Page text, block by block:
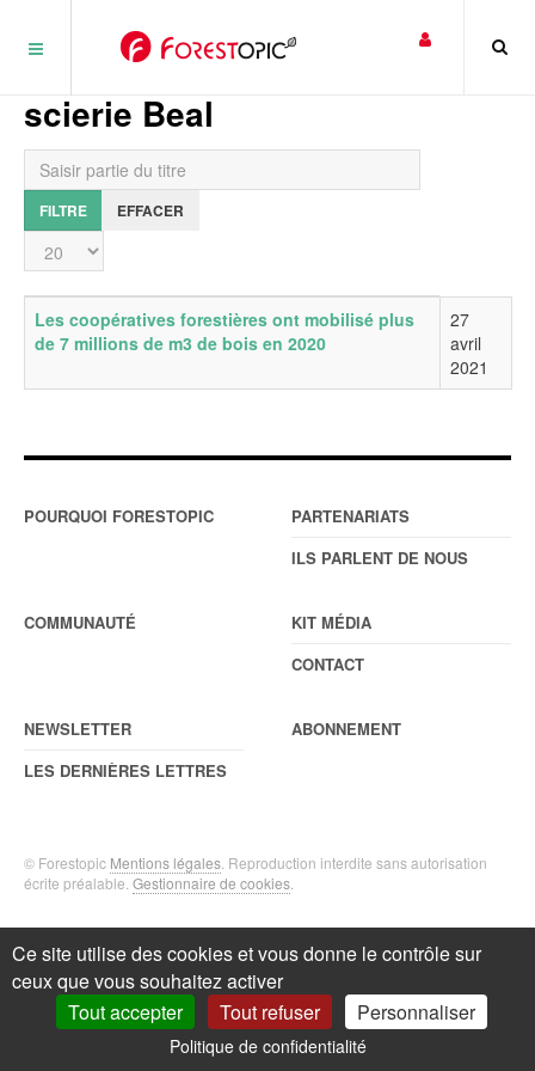
scierie Beal
Saisir partie du titre
FILTRE EFFACER
Affichage #
Titre Date de publication
Les coopératives forestières ont mobilisé plus
de 7 millions de m3 de bois en 2020
27
avril
2021
POURQUOI FORESTOPIC
PARTENARIATS
ILS PARLENT DE NOUS
COMMUNAUTÉ
KIT MÉDIA
CONTACT
NEWSLETTER
LES DERNIÈRES LETTRES
ABONNEMENT
© Forestopic Mentions légales . Reproduction interdite sans autorisation
écrite préalable. Gestionnaire de cookies
Ce site utilise des cookies et vous donne le contrôle sur
ceux que vous souhaitez activer
Tout accepter
Tout refuser Personnaliser
Politique de confidentialité